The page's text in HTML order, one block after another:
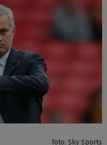
foto: Sky Sports